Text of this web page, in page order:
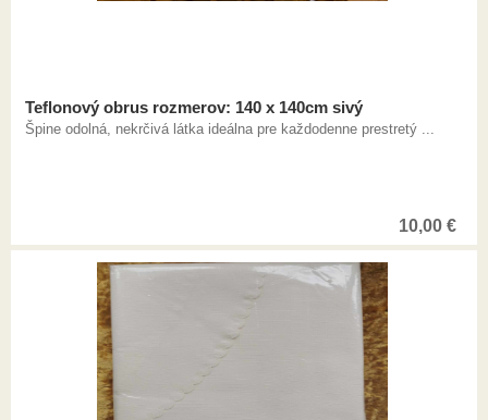
Teflonový obrus rozmerov: 140 x 140cm sivý
Špine odolná, nekrčivá látka ideálna pre každodenne prestretý ...
10,00 €